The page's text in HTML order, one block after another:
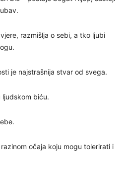
razmišlja o sebi, a tko ljubi
je najstrašnija stvar od svega.
ljudskom biću.
očaja koju mogu tolerirati i